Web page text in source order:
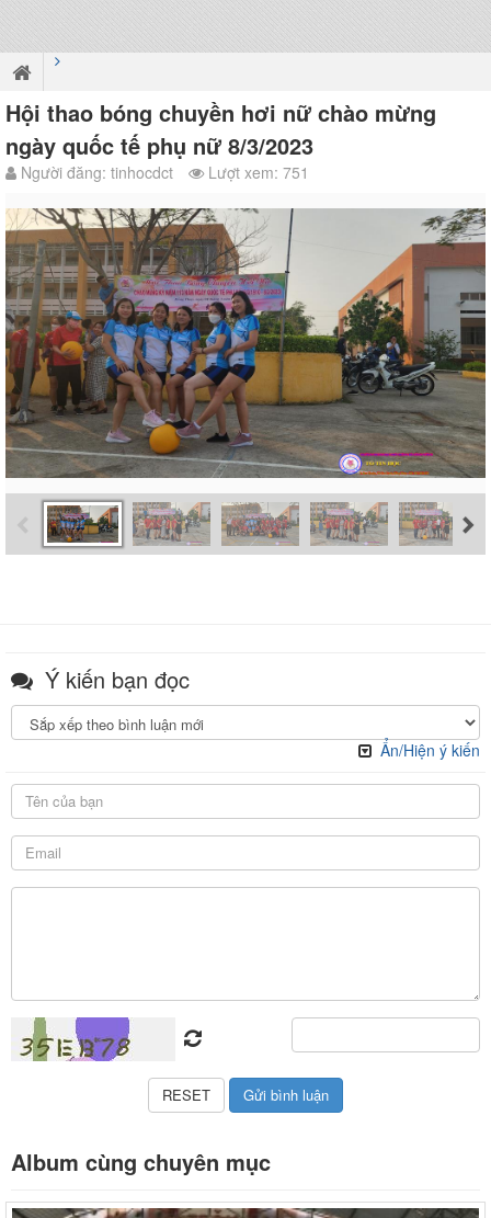
Hội thao bóng chuyền hơi nữ chào mừng
ngày quốc tế phụ nữ 8/3/2023
Người đăng: tinhocdct Lượt xem: 751
Ý kiến bạn đọc
Ẩn/Hiện ý kiến
Album cùng chuyên mục